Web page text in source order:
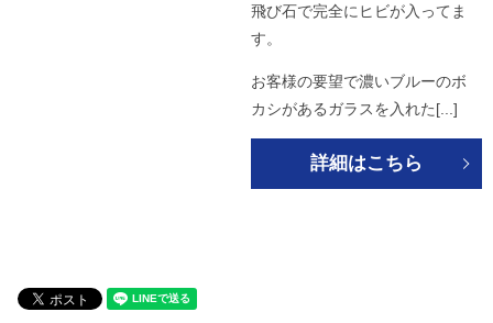
飛び石で完全にヒビが入ってま
す。
お客様の要望で濃いブルーのボ
カシがあるガラスを入れた[...]
詳細はこちら